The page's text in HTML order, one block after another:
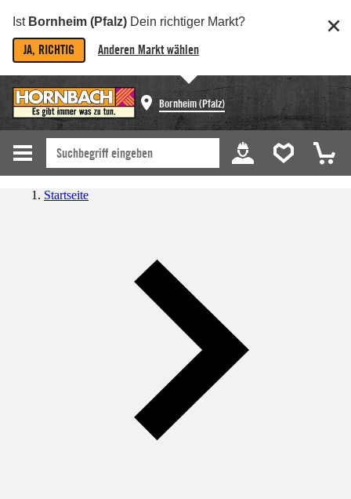
Ist Bornheim (Pfalz) Dein richtiger Markt?
JA, RICHTIG Anderen Markt wählen
Bornheim (Pfalz)
Startseite